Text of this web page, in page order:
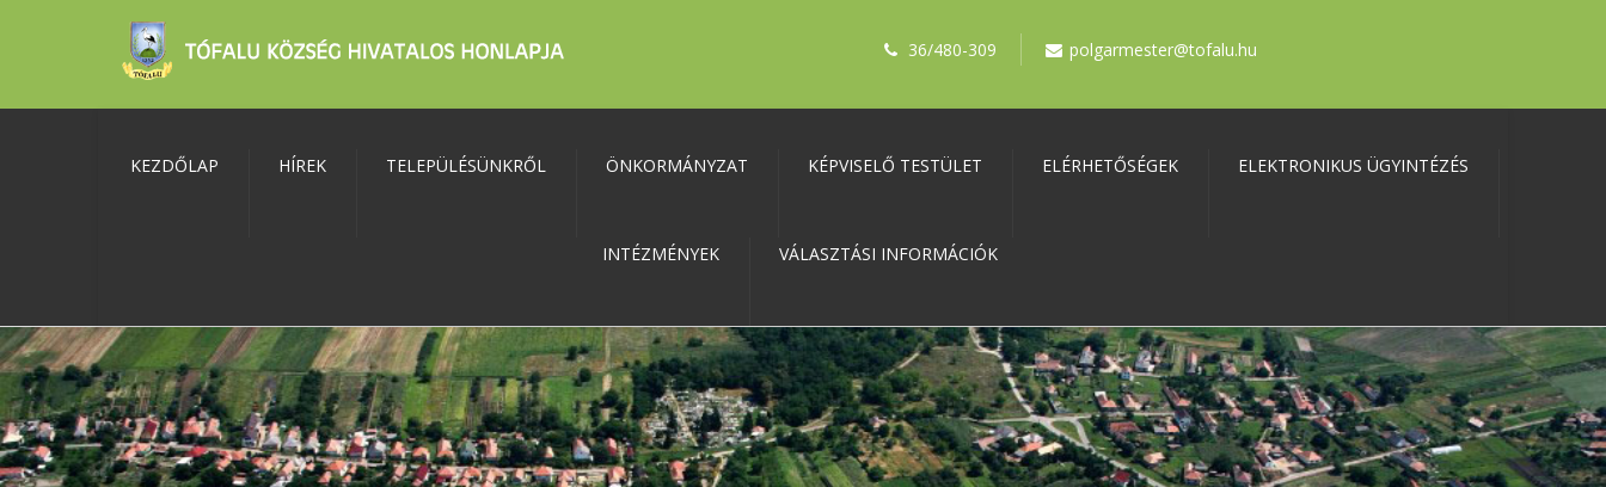
36/480-309 polgarmester@tofalu.hu
KEZDŐLAP HÍREK TELEPÜLÉSÜNKRŐL ÖNKORMÁNYZAT KÉPVISELŐ TESTÜLET ELÉRHETŐSÉGEK ELEKTRONIKUS ÜGYINTÉZÉS
INTÉZMÉNYEK VÁLASZTÁSI INFORMÁCIÓK